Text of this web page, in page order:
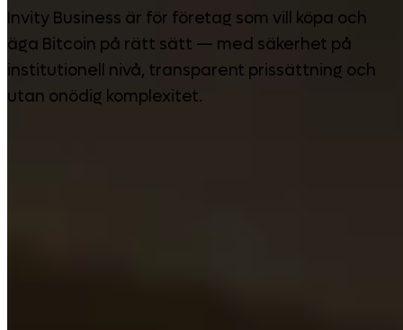
Invity Business är för företag som vill köpa och
äga Bitcoin på rätt sätt — med säkerhet på
institutionell nivå, transparent prissättning och
utan onödig komplexitet.